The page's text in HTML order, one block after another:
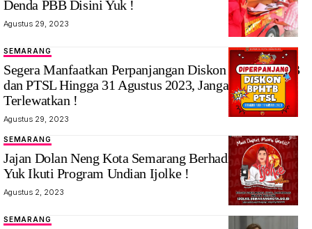
Denda PBB Disini Yuk !
Agustus 29, 2023
SEMARANG
Segera Manfaatkan Perpanjangan Diskon 30% BPHTB
dan PTSL Hingga 31 Agustus 2023, Jangan Sampai
Terlewatkan !
Agustus 29, 2023
SEMARANG
Jajan Dolan Neng Kota Semarang Berhadiah iPhone,
Yuk Ikuti Program Undian Ijolke !
Agustus 2, 2023
SEMARANG